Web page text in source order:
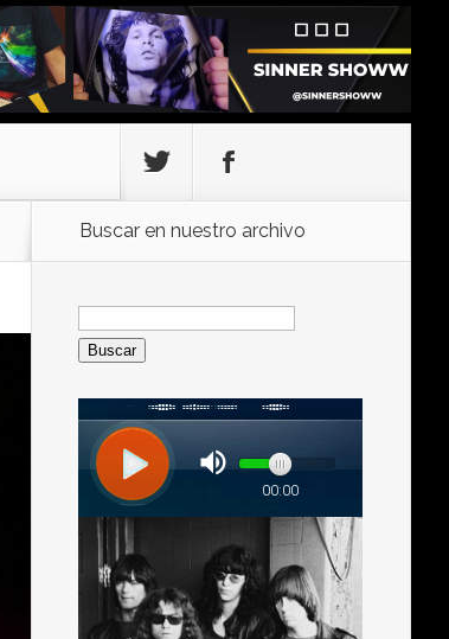
Buscar en nuestro archivo
Buscar: